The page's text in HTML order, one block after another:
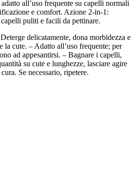
all’uso frequente su capelli normali
e comfort. Azione 2-in-1:
puliti e facili da pettinare.
delicatamente, dona morbidezza e
la cute. – Adatto all’uso frequente; per
ad appesantirsi. – Bagnare i capelli,
su cute e lunghezze, lasciare agire
Se necessario, ripetere.